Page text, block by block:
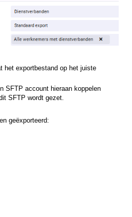
het exportbestand op het juiste
SFTP account hieraan koppelen
SFTP wordt gezet.
geëxporteerd: